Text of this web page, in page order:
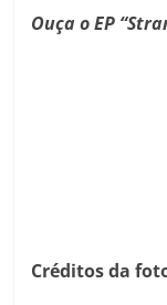
Ouça o EP
Créditos da